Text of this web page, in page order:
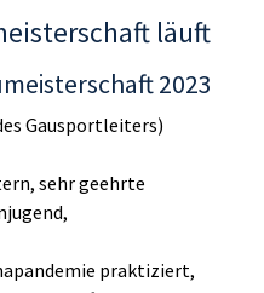
läuft
2023
Gausportleiters)
sehr geehrte
praktiziert,